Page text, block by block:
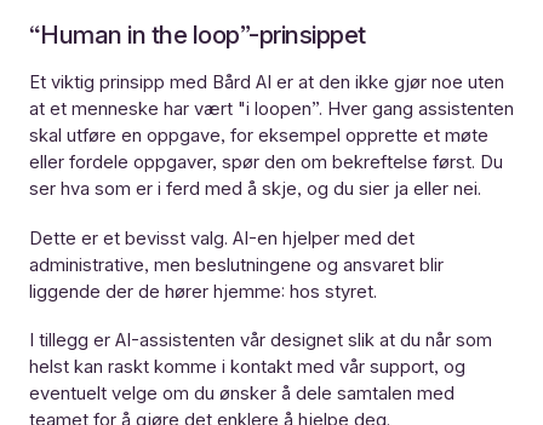
“Human in the loop”-prinsippet
Et viktig prinsipp med Bård AI er at den ikke gjør noe uten
at et menneske har vært "i loopen”. Hver gang assistenten
skal utføre en oppgave, for eksempel opprette et møte
eller fordele oppgaver, spør den om bekreftelse først. Du
ser hva som er i ferd med å skje, og du sier ja eller nei.
Dette er et bevisst valg. AI-en hjelper med det
administrative, men beslutningene og ansvaret blir
liggende der de hører hjemme: hos styret.
I tillegg er AI-assistenten vår designet slik at du når som
helst kan raskt komme i kontakt med vår support, og
eventuelt velge om du ønsker å dele samtalen med
teamet for å gjøre det enklere å hjelpe deg.